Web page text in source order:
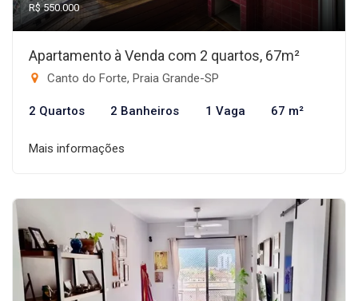
R$ 550.000
Apartamento à Venda com 2 quartos, 67m²
Canto do Forte, Praia Grande-SP
2 Quartos 2 Banheiros 1 Vaga 67 m²
Mais informações